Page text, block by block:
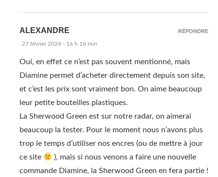
ALEXANDRE
27 février 2024 - 16 h 16 min
Oui, en effet ce n’est pas souvent mentionné, mais
Diamine permet d’acheter directement depuis son site,
et c’est les prix sont vraiment bon. On aime beaucoup
leur petite bouteilles plastiques.
La Sherwood Green est sur notre radar, on aimerai
beaucoup la tester. Pour le moment nous n’avons plus
trop le temps d’utiliser nos encres (ou de mettre à jour
ce site
), mais si nous venons a faire une nouvelle
commande Diamine, la Sherwood Green en fera partie !
RÉPONDRE